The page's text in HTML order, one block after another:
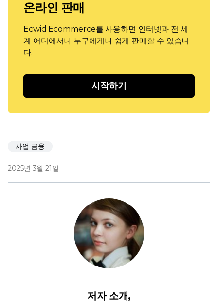
온라인 판매
Ecwid Ecommerce를 사용하면 인터넷과 전 세
계 어디에서나 누구에게나 쉽게 판매할 수 있습니
다.
시작하기
사업 금융
2025년 3월 21일
저자 소개,